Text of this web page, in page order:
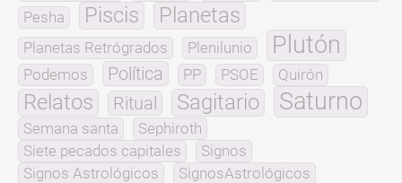
Pesha
Piscis Planetas
Planetas Retrógrados Plenilunio Plutón
Podemos Política PP PSOE Quirón
Relatos Ritual Sagitario Saturno
Semana santa
Sephiroth
Siete pecados capitales
Signos
Signos Astrológicos
SignosAstrológicos